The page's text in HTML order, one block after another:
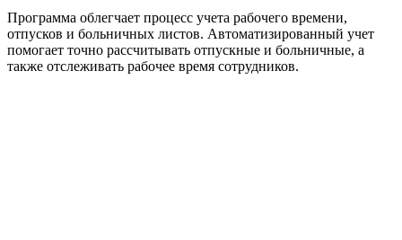
Программа облегчает процесс учета рабочего времени,
отпусков и больничных листов. Автоматизированный учет
помогает точно рассчитывать отпускные и больничные, а
также отслеживать рабочее время сотрудников.